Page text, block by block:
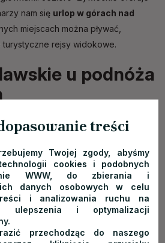
nam się urlop w górach nad
miejscach można pływać,
turystyczne rejsy widokowe.
u podnóża
w górach z jeziorem
Sudety, to Jezioro Bielawskie.
się w województwie dolnośląskim,
Bielawa. Zarządza nim Ośrodek
Na odwiedzających czekają:
pole kempingowe, basen, plaża,
wakepark, boisko sportowe
A jeśli szukamy alternatyw dla
treści
Twojej zgody, abyśmy
cookies i podobnych
WWW, do zbierania i
danych osobowych w celu
i analizowania ruchu na
i optymalizacji
przechodząc do naszego